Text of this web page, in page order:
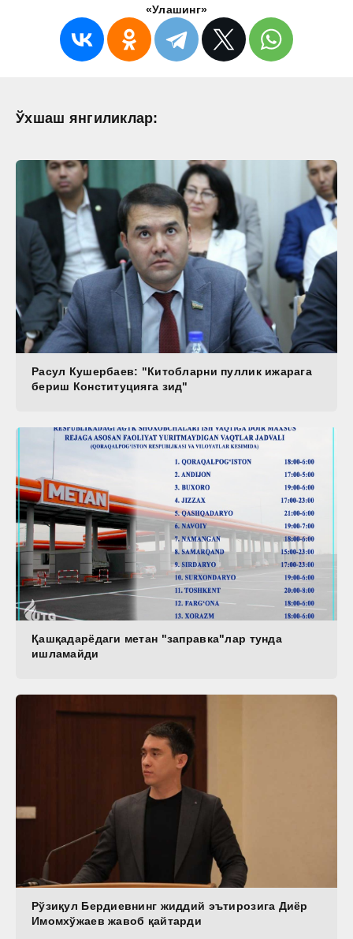
«Улашинг»
Ўхшаш янгиликлар:
Расул Кушербаев: "Китобларни пуллик ижарага
бериш Конституцияга зид"
Қашқадарёдаги метан "заправка"лар тунда
ишламайди
Рўзиқул Бердиевнинг жиддий эътирозига Диёр
Имомхўжаев жавоб қайтарди